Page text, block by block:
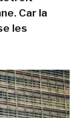
Car la
les